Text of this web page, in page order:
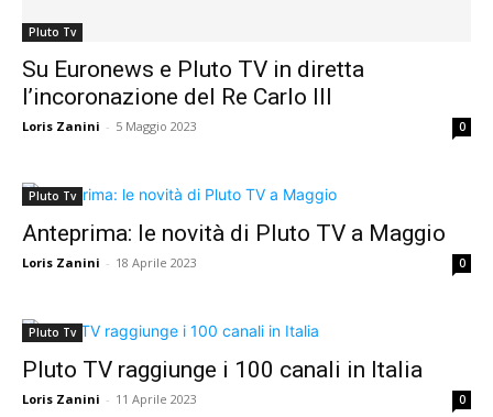
Pluto Tv
Su Euronews e Pluto TV in diretta
l’incoronazione del Re Carlo III
Loris Zanini - 5 Maggio 2023 0
Pluto Tv
Anteprima: le novità di Pluto TV a Maggio
Loris Zanini - 18 Aprile 2023 0
Pluto Tv
Pluto TV raggiunge i 100 canali in Italia
Loris Zanini - 11 Aprile 2023 0